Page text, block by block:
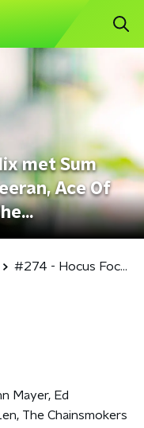
met Sum
Ace Of
#274 - Hocus Focus Mix met Sum 41, John Mayer, Ed Sheeran, Ace Of Base, Wheatus, Len, The Chainsmokers & ROZES
Mayer, Ed
The Chainsmokers